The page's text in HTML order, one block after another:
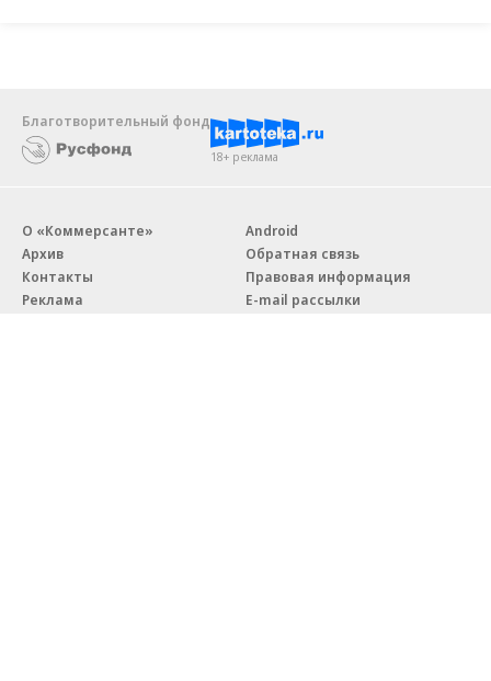
Благотворительный фонд
18+ реклама
О «Коммерсанте»
Архив
Контакты
Реклама
Android
Обратная связь
Правовая информация
E-mail рассылки